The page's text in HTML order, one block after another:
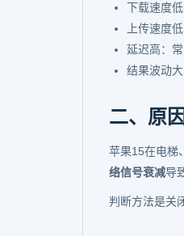
下载速度
上传速度
延迟高：
结果波动
二、原
苹果15在电梯
络信号衰减导
判断方法是关